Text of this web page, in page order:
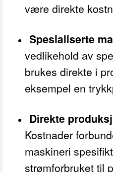
være direkte
Spesialiserte
vedlikehold av
brukes direkte i
eksempel en
Direkte
Kostnader
maskineri
strømforbruket til